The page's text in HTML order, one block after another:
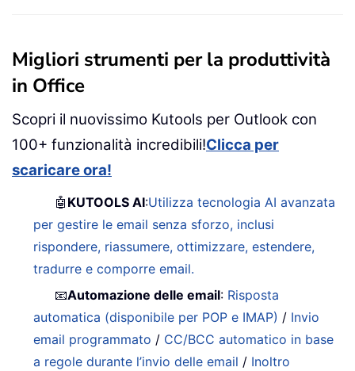
Migliori strumenti per la produttività
in Office
Scopri il nuovissimo Kutools per Outlook con
100+ funzionalità incredibili!Clicca per
scaricare ora!
🤖 KUTOOLS AI:Utilizza tecnologia AI avanzata
per gestire le email senza sforzo, inclusi
rispondere, riassumere, ottimizzare, estendere,
tradurre e comporre email.
📧Automazione delle email: Risposta
automatica (disponibile per POP e IMAP) / Invio
email programmato / CC/BCC automatico in base
a regole durante l’invio delle email / Inoltro